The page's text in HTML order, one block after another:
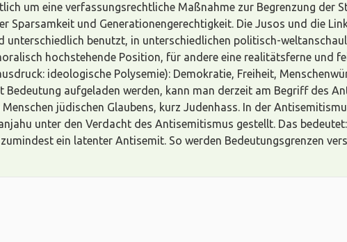
um eine verfassungsrechtliche Maßnahme zur Begrenzung der
Sparsamkeit und Generationengerechtigkeit. Die Jusos und die
benutzt, in unterschiedlichen politisch-
hochstehende Position, für andere eine realitätsferne und
ideologische Polysemie): Demokratie, Freiheit,
aufgeladen werden, kann man derzeit am Begriff des
jüdischen Glaubens, kurz Judenhass. In der
unter den Verdacht des Antisemitismus gestellt. Das
ein latenter Antisemit. So werden Bedeutungsgrenzen